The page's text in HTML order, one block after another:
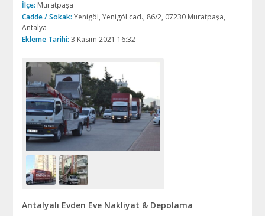
İlçe: Muratpaşa
Cadde / Sokak: Yenigöl, Yenigöl cad., 86/2, 07230 Muratpaşa,
Antalya
Ekleme Tarihi: 3 Kasım 2021 16:32
Antalyalı Evden Eve Nakliyat & Depolama